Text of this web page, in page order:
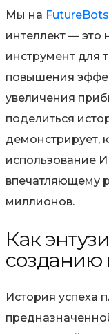
Мы на
интеллект — это
инструмент для
повышения
увеличения
поделиться
демонстрирует,
использование
впечатляющему
миллионов.
Как
История успеха